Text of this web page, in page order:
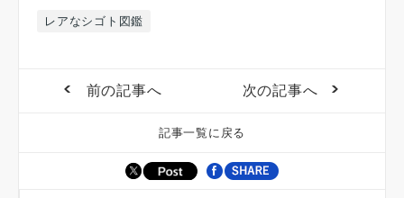
レアなシゴト図鑑
前の記事へ 次の記事へ
記事一覧に戻る